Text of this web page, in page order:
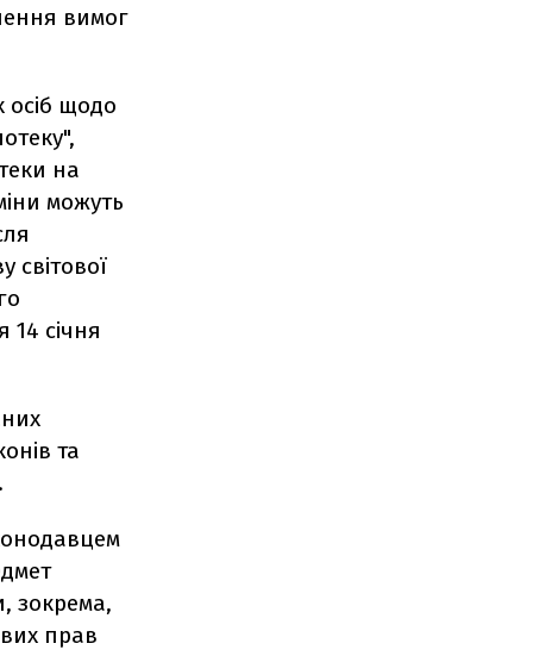
вимог
щодо
на
можуть
світової
14 січня
та
зокрема,
прав